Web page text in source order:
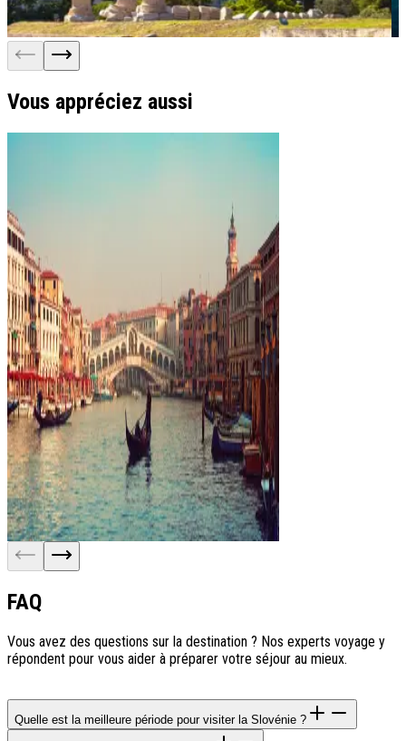
Vous appréciez aussi
Italie
208 voyages
FAQ
Vous avez des questions sur la destination ? Nos experts voyage y
répondent pour vous aider à préparer votre séjour au mieux.
Quelle est la meilleure période pour visiter la Slovénie ?